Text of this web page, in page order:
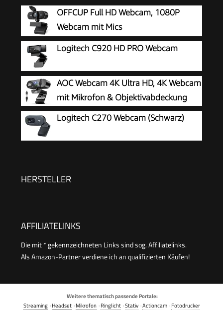
OFFCUP Full HD Webcam, 1080P
Webcam mit Mics
Geräuschunterdrückung, USB Webcam
Autofokus Streaming Kamera für PC Laptop für
Live-Streaming Videoanruf Konferenz Online-
Unterricht Spiel
Logitech C920 HD PRO Webcam
AOC Webcam 4K Ultra HD, 4K Webcam
mit Mikrofon & Objektivabdeckung
Logitech C270 Webcam (Schwarz)
HERSTELLER
AFFILIATELINKS
Die mit * gekennzeichneten Links sind sog. Affiliatelinks.
Als Amazon-Partner verdiene ich an qualifizierten Käufen!
Weitere thematisch passende Portale:
Streaming·Headset·Mikrofon·Ringlicht·Stativ·Actioncam·Fotodrucker